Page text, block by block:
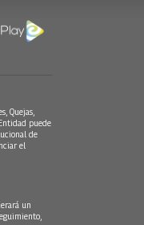
Quejas,
puede
de
el
un